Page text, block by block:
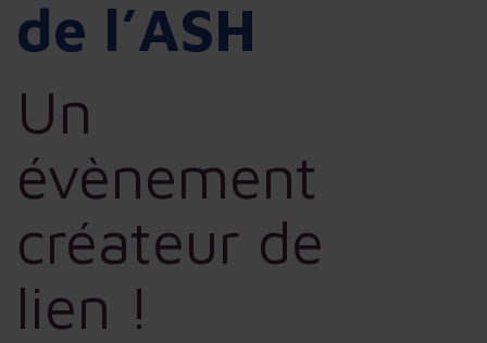
de l’ASH
Un
évènement
créateur de
lien !